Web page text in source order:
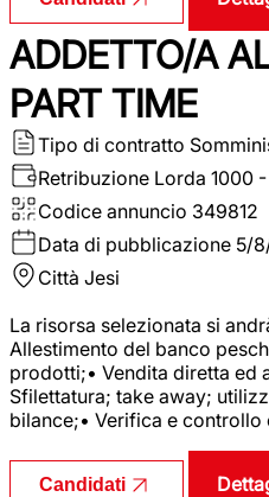
ADDETTO/A
PART TIME
Tipo di contratto
Retribuzione Lorda 1000
Codice annuncio 349812
Data di pubblicazione 5/
Città Jesi
La risorsa selezionata si
Allestimento del banco
prodotti;• Vendita diretta ed
Sfilettatura; take away;
bilance;• Verifica e
Candidati